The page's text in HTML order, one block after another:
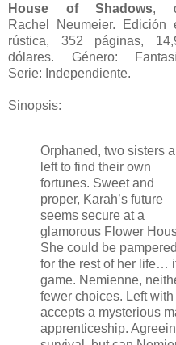
House of Shadows,
Rachel Neumeier. Edición
rústica, 352 páginas,
dólares. Género:
Serie: Independiente.
Sinopsis:
Orphaned, two sisters
left to find their own
fortunes. Sweet and
proper, Karah’s future
seems secure at a
glamorous Flower
She could be pampered
for the rest of her life…
game. Nemienne,
fewer choices. Left
accepts a mysterious
apprenticeship.